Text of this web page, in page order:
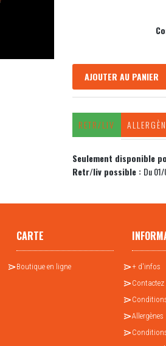
AJOUTER AU PANIER
RETR/LIV
Seulement disponible
Retr/liv possible : Du
CARTE
Boutique en ligne
+ d'infos
Allergènes